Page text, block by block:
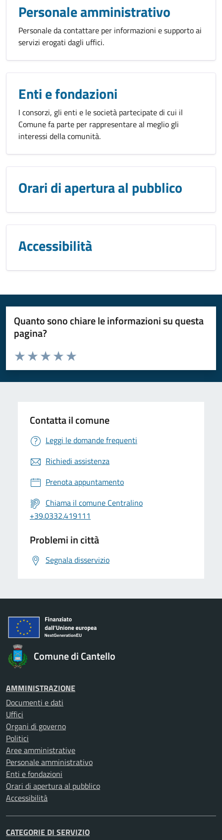
Personale amministrativo
Personale da contattare per informazioni e supporto ai
servizi erogati dagli uffici.
Enti e fondazioni
I consorzi, gli enti e le società partecipate di cui il
Comune fa parte per rappresentare al meglio gli
interessi della comunità.
Orari di apertura al pubblico
Accessibilità
Quanto sono chiare le informazioni su questa
pagina?
Valuta da 1 a 5 stelle la pagina
Valuta 5 stelle su 5
Valuta 4 stelle su 5
Valuta 3 stelle su 5
Valuta 2 stelle su 5
Valuta 1 stelle su 5
Contatta il comune
Leggi le domande frequenti
Richiedi assistenza
Prenota appuntamento
Chiama il comune Centralino
+39.0332.419111
Problemi in città
Segnala disservizio
Comune di Cantello
AMMINISTRAZIONE
Documenti e dati
Uffici
Organi di governo
Politici
Aree amministrative
Personale amministrativo
Enti e fondazioni
Orari di apertura al pubblico
Accessibilità
CATEGORIE DI SERVIZIO